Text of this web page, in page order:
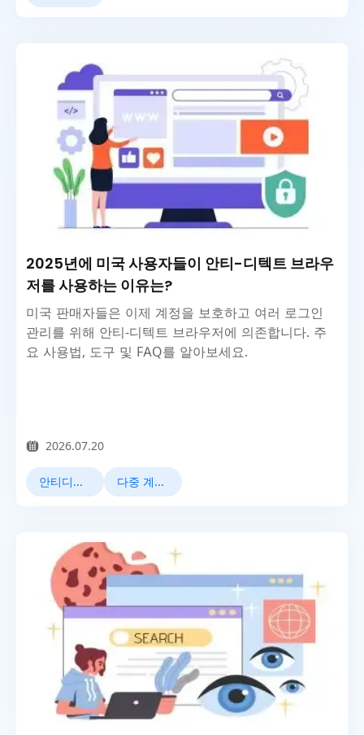
2025년에 미국 사용자들이 안티-디텍트 브라우
저를 사용하는 이유는?
미국 판매자들은 이제 계정을 보호하고 여러 로그인
관리를 위해 안티-디텍트 브라우저에 의존합니다. 주
요 사용법, 도구 및 FAQ를 알아보세요.
2026.07.20
안티디텍트 브라우저 다중 계정 관리